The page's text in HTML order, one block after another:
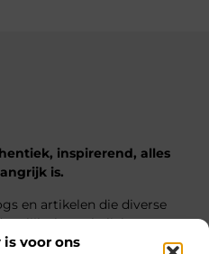
voor ons
inspirerend, alles
is.
en artikelen die diverse
leven belichten.